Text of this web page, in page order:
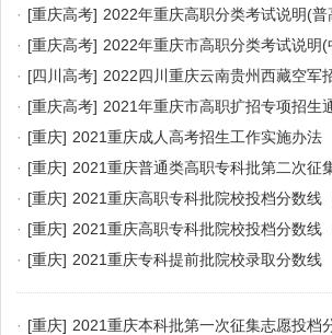
及科目安排
· [重庆高考] 2022年重庆高职分类考试说明(普
· [重庆高考] 2022年重庆市高职分类考试说明(
· [四川高考] 2022四川重庆云南贵州西藏空军
· [重庆高考] 2021年重庆市高职扩招专项招生
· [重庆] 2021重庆成人高考招生工作实施办法
· [重庆] 2021重庆普通类高职专科批第二次征
· [重庆] 2021重庆高职专科批院校投档分数线
· [重庆] 2021重庆高职专科批院校投档分数线
· [重庆] 2021重庆专科提前批院校录取分数线
· [重庆] 2021重庆本科批第一次征集志愿投档